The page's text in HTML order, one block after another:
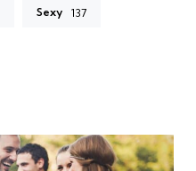
Sexy 137